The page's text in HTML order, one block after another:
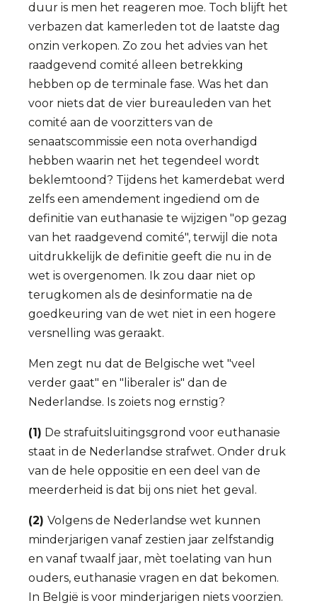
duur is men het reageren moe. Toch blijft het
verbazen dat kamerleden tot de laatste dag
onzin verkopen. Zo zou het advies van het
raadgevend comité alleen betrekking
hebben op de terminale fase. Was het dan
voor niets dat de vier bureauleden van het
comité aan de voorzitters van de
senaatscommissie een nota overhandigd
hebben waarin net het tegendeel wordt
beklemtoond? Tijdens het kamerdebat werd
zelfs een amendement ingediend om de
definitie van euthanasie te wijzigen "op gezag
van het raadgevend comité", terwijl die nota
uitdrukkelijk de definitie geeft die nu in de
wet is overgenomen. Ik zou daar niet op
terugkomen als de desinformatie na de
goedkeuring van de wet niet in een hogere
versnelling was geraakt.
Men zegt nu dat de Belgische wet "veel
verder gaat" en "liberaler is" dan de
Nederlandse. Is zoiets nog ernstig?
(1) De strafuitsluitingsgrond voor euthanasie
staat in de Nederlandse strafwet. Onder druk
van de hele oppositie en een deel van de
meerderheid is dat bij ons niet het geval.
(2) Volgens de Nederlandse wet kunnen
minderjarigen vanaf zestien jaar zelfstandig
en vanaf twaalf jaar, mèt toelating van hun
ouders, euthanasie vragen en dat bekomen.
In België is voor minderjarigen niets voorzien.